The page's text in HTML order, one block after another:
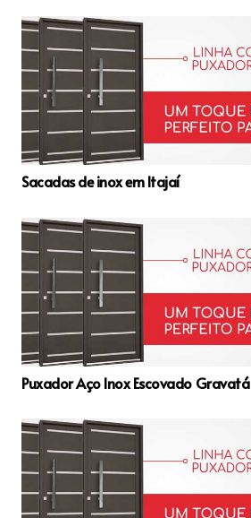
Sacadas de inox em Itajaí
Puxador Aço Inox Escovado Gravatá